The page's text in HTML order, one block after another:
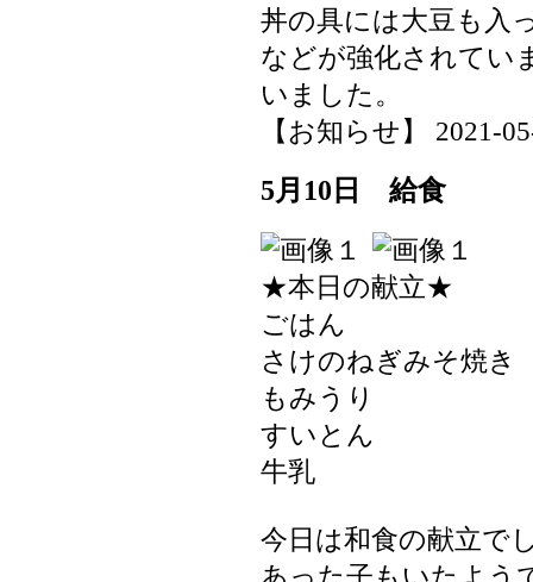
丼の具には大豆も入
などが強化されてい
いました。
【お知らせ】 2021-
5月10日 給食
★本日の献立★
ごはん
さけのねぎみそ焼き
もみうり
すいとん
牛乳
今日は和食の献立で